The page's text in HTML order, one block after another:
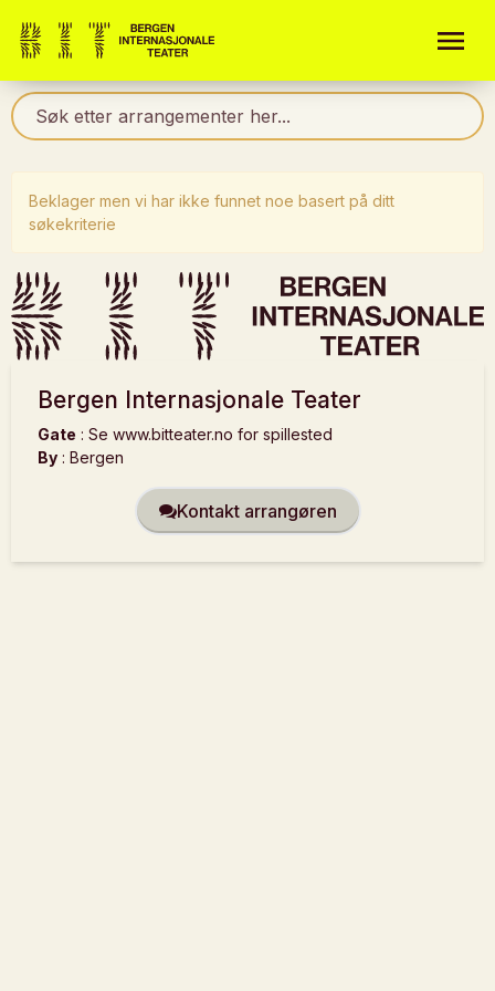
Beklager men vi har ikke funnet noe basert på ditt
søkekriterie
Bergen Internasjonale Teater
Gate : Se www.bitteater.no for spillested
By : Bergen
Kontakt arrangøren